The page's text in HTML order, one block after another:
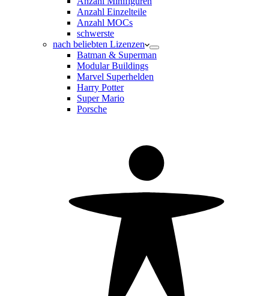
Anzahl Einzelteile
Anzahl MOCs
schwerste
nach beliebten Lizenzen
Batman & Superman
Modular Buildings
Marvel Superhelden
Harry Potter
Super Mario
Porsche